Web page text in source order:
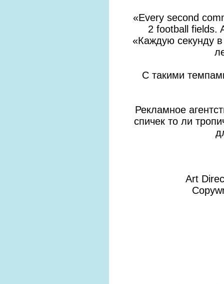
«Every second
2 football fields.
«Каждую секунду в
С такими
Рекламное
спичек то ли
Art